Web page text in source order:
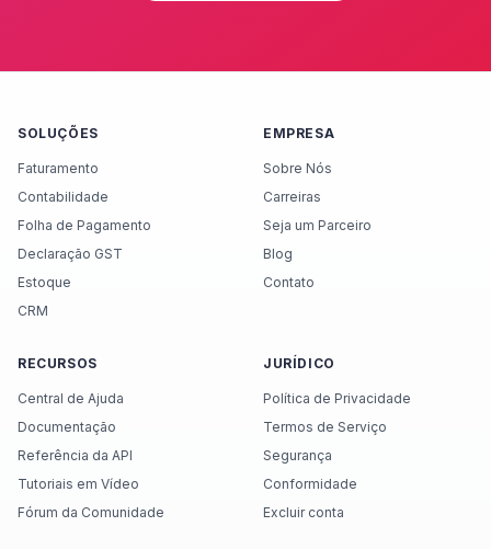
SOLUÇÕES
Faturamento
Contabilidade
Folha de Pagamento
Declaração GST
Estoque
CRM
EMPRESA
Sobre Nós
Carreiras
Seja um Parceiro
Blog
Contato
RECURSOS
Central de Ajuda
Documentação
Referência da API
Tutoriais em Vídeo
Fórum da Comunidade
JURÍDICO
Política de Privacidade
Termos de Serviço
Segurança
Conformidade
Excluir conta